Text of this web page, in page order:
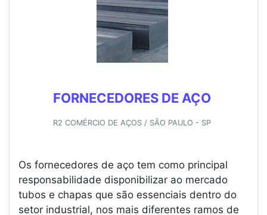
FORNECEDORES DE AÇO
R2 COMÉRCIO DE AÇOS / SÃO PAULO - SP
Os fornecedores de aço tem como principal
responsabilidade disponibilizar ao mercado
tubos e chapas que são essenciais dentro do
setor industrial, nos mais diferentes ramos de